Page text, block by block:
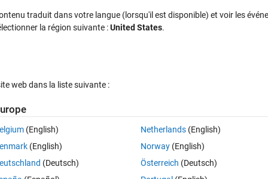
it but the folder is empty inside init. Do you know where the
traduit dans votre langue (lorsqu'il est disponible) et voir les
la région suivante :United States.
web dans la liste suivante :
(English)
(English)
(Deutsch)
Netherlands(English)
Norway(English)
Österreich (Deutsch)